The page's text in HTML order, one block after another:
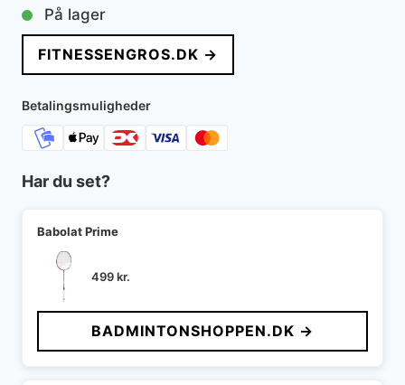
På lager
FITNESSENGROS.DK →
Betalingsmuligheder
Har du set?
Babolat Prime
499kr.
BADMINTONSHOPPEN.DK →